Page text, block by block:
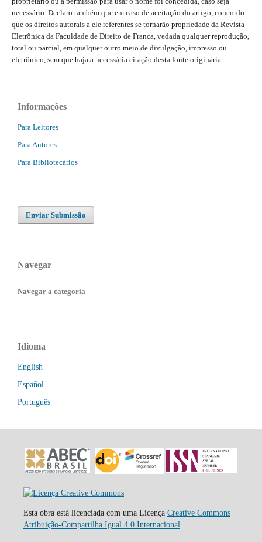
necessário. Declaro também que em caso de aceitação do artigo, concordo
que os direitos autorais a ele referentes se tornarão propriedade da Revista
Eletrônica da Faculdade de Direito de Franca, vedada qualquer reprodução,
total ou parcial, em qualquer outro meio de divulgação, impresso ou
eletrônico, sem que haja a necessária citação desta fonte originária.
Informações
Para Leitores
Para Autores
Para Bibliotecários
Enviar Submissão
Navegar
Navegar a categoria
Idioma
English
Español
Português
Esta obra está licenciada com uma Licença Creative Commons
Atribuição-Compartilha Igual 4.0 Internacional